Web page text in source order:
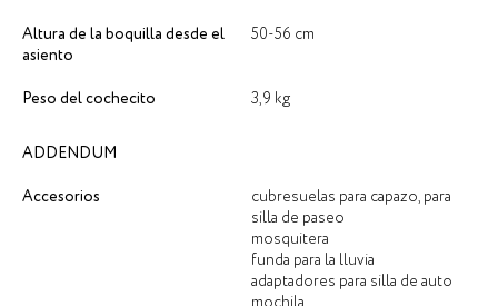
Altura de la boquilla desde el
asiento
50-56 cm
Peso del cochecito 3,9 kg
ADDENDUM
Accesorios
cubresuelas para capazo, para
silla de paseo
mosquitera
funda para la lluvia
adaptadores para silla de auto
mochila